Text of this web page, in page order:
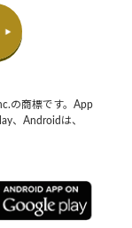
の商標です。App
、Androidは、